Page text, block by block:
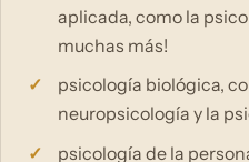
aplicada, como la
muchas más!
psicología biológica,
neuropsicología y la
psicología de la